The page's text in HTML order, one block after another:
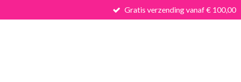
direct
Gratis verzending vanaf € 100,00